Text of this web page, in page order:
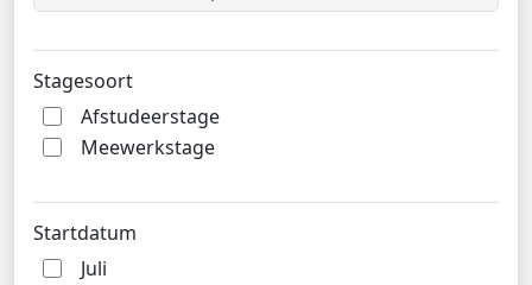
Stagesoort
Afstudeerstage
Meewerkstage
Startdatum
Juli